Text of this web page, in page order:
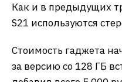
Как и в предыдущих
S21 используются
Стоимость гаджета
за версию со 128 ГБ